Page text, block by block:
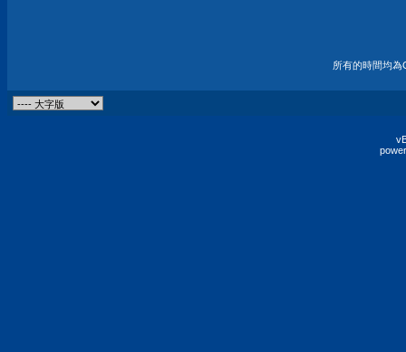
所有的時間均為